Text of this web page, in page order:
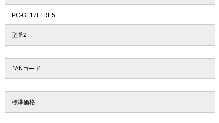
PC-GL17FLRE5
型番2
JANコード
標準価格